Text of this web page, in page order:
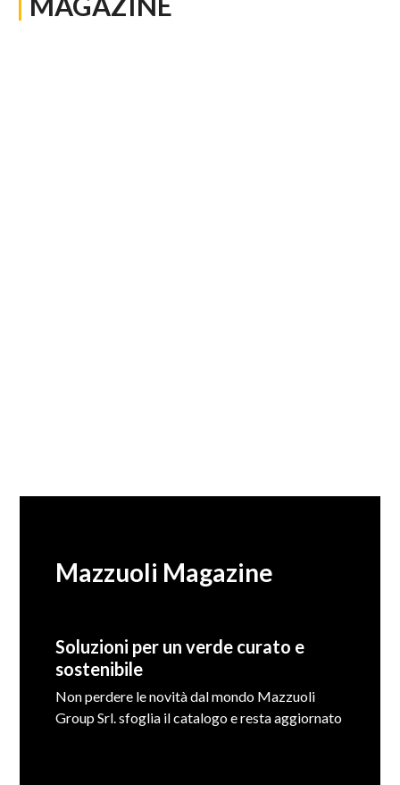
Mazzuoli Magazine
Soluzioni per un verde curato e
sostenibile
Non perdere le novità dal mondo Mazzuoli
Group Srl. sfoglia il catalogo e resta aggiornato